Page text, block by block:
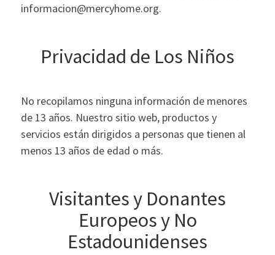
informacion@mercyhome.org.
Privacidad de Los Niños
No recopilamos ninguna información de menores
de 13 años. Nuestro sitio web, productos y
servicios están dirigidos a personas que tienen al
menos 13 años de edad o más.
Visitantes y Donantes
Europeos y No
Estadounidenses